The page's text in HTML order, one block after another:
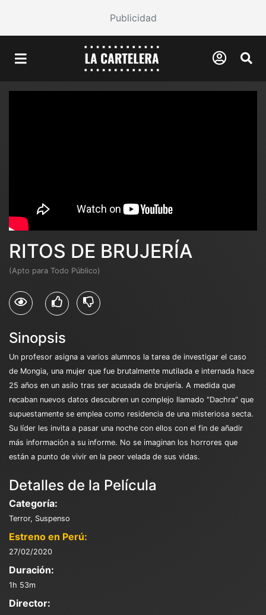
Publicidad
RITOS DE BRUJERÍA
(Apto para Todo Público)
Sinopsis
Un profesor asigna a varios alumnos la tarea de investigar el caso
de Mongia, una mujer que fue brutalmente mutilada e internada hace
25 años en un asilo tras ser acusada de brujería. A medida que
recaban nuevos datos descubren un complejo llamado "Dachra" que
supuestamente se emplea como residencia de una misteriosa secta.
Su líder les invita a pasar una noche con ellos con el fin de añadir
más información a su informe. No se imaginan los horrores que
están a punto de vivir en la peor velada de sus vidas.
Detalles de la Película
Categoría:
Terror, Suspenso
Estreno en Perú:
27/02/2020
Duración:
1h 53m
Director: